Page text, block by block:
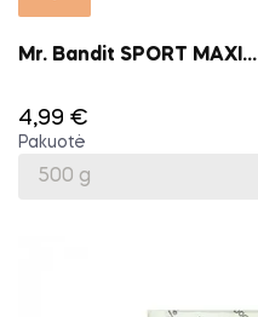
Mr. Bandit SPORT MAXI...
4,99 €
Pakuotė